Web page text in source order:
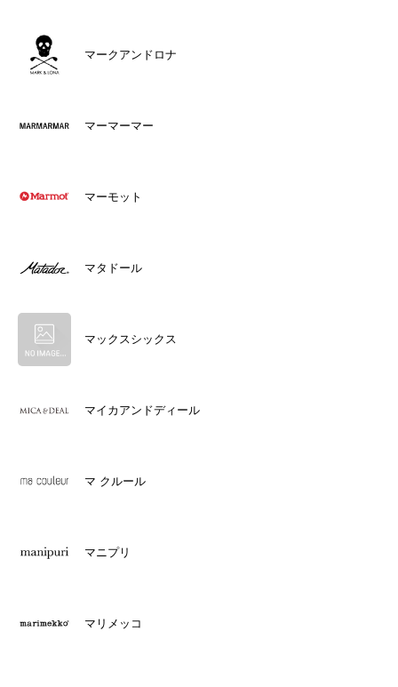
マークアンドロナ
マーマーマー
マーモット
マタドール
マックスシックス
マイカアンドディール
マ クルール
マニプリ
マリメッコ